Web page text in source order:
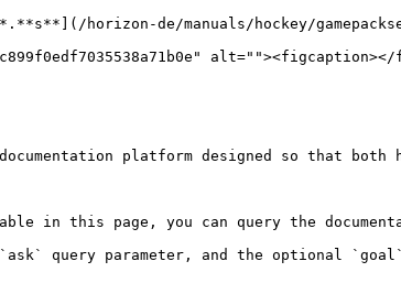
horizon-de/manuals/hockey/
platform designed so that both
this page, you can query the
query parameter, and the optional